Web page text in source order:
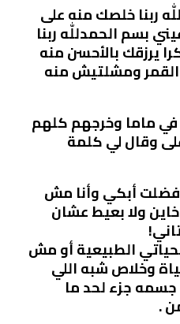
ربنا خلصك منه على
بسم الحمدللّٰه ربنا
يرزقك بالأحسن منه
ومشلتيش منه
في ماما وخرجهم كلهم
وقال لي كلمة
أبكي وأنا مش
ولا بعيط عشان
الطبيعية أو مش
وخلاص شبه اللي
جزء لحد ما
.